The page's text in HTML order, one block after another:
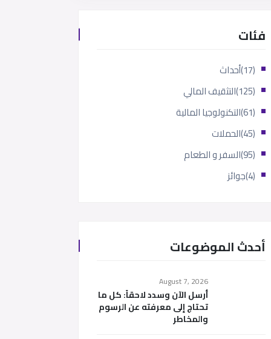
فئات
أحداث
(17)
التثقيف المالي
(125)
التكنولوجيا المالية
(61)
الحملات
(45)
السفر و الطعام
(95)
جوائز (4)
أحدث الموضوعات
August 7, 2026
أرسل الآن وسدد لاحقاً: كل ما
تحتاج إلى معرفته عن الرسوم
والمخاطر